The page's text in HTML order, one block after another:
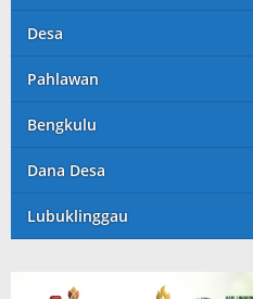
Desa
Pahlawan
Bengkulu
Dana Desa
Lubuklinggau